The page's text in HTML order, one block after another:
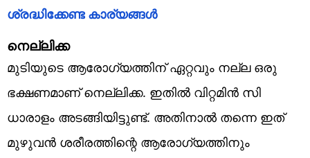
ശ്രദ്ധിക്കേണ്ട കാര്യങ്ങൾ
നെല്ലിക്ക
മുടിയുടെ ആരോഗ്യത്തിന് ഏറ്റവും നല്ല ഒരു
ഭക്ഷണമാണ് നെല്ലിക്ക. ഇതിൽ വിറ്റമിൻ സി
ധാരാളം അടങ്ങിയിട്ടുണ്ട്. അതിനാൽ തന്നെ ഇത്
മുഴുവൻ ശരീരത്തിന്റെ ആരോഗ്യത്തിനും